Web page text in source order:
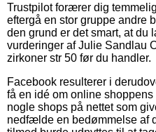
Trustpilot forærer dig
eftergå en stor gruppe andre
den grund er det smart, at
vurderinger af Julie Sandlau
zirkoner str 50 før du handler.
Facebook resulterer i
få en idé om online
nogle shops på nettet som
nedfælde en bedømmelse af